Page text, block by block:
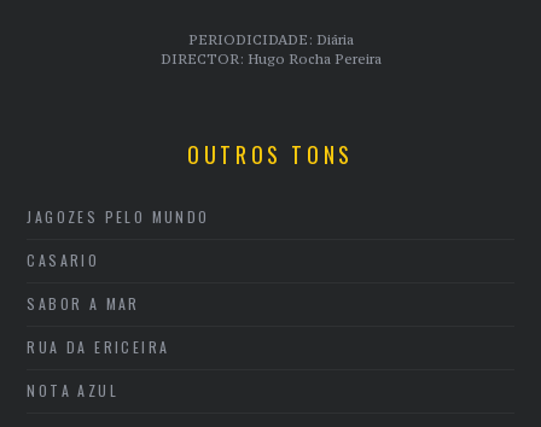
PERIODICIDADE: Diária
DIRECTOR: Hugo Rocha Pereira
OUTROS TONS
JAGOZES PELO MUNDO
CASARIO
SABOR A MAR
RUA DA ERICEIRA
NOTA AZUL